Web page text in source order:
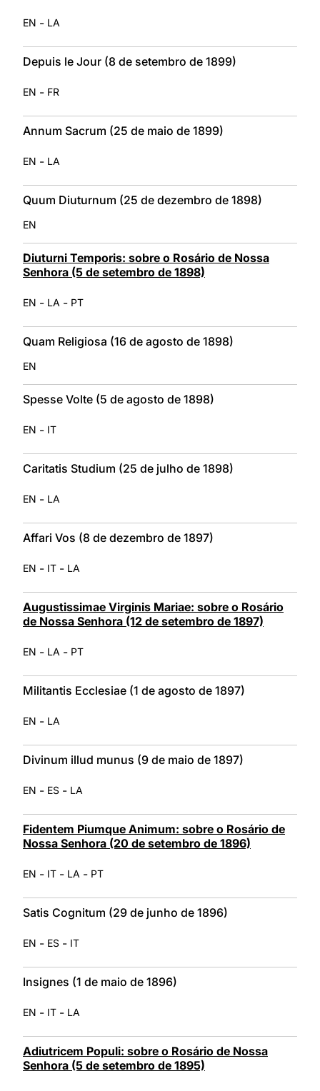
EN - LA
Depuis le Jour (8 de setembro de 1899)
EN - FR
Annum Sacrum (25 de maio de 1899)
EN - LA
Quum Diuturnum (25 de dezembro de 1898)
EN
Diuturni Temporis: sobre o Rosário de Nossa
Senhora (5 de setembro de 1898)
EN - LA - PT
Quam Religiosa (16 de agosto de 1898)
EN
Spesse Volte (5 de agosto de 1898)
EN - IT
Caritatis Studium (25 de julho de 1898)
EN - LA
Affari Vos (8 de dezembro de 1897)
EN - IT - LA
Augustissimae Virginis Mariae: sobre o Rosário
de Nossa Senhora (12 de setembro de 1897)
EN - LA - PT
Militantis Ecclesiae (1 de agosto de 1897)
EN - LA
Divinum illud munus (9 de maio de 1897)
EN - ES - LA
Fidentem Piumque Animum: sobre o Rosário de
Nossa Senhora (20 de setembro de 1896)
EN - IT - LA - PT
Satis Cognitum (29 de junho de 1896)
EN - ES - IT
Insignes (1 de maio de 1896)
EN - IT - LA
Adiutricem Populi: sobre o Rosário de Nossa
Senhora (5 de setembro de 1895)